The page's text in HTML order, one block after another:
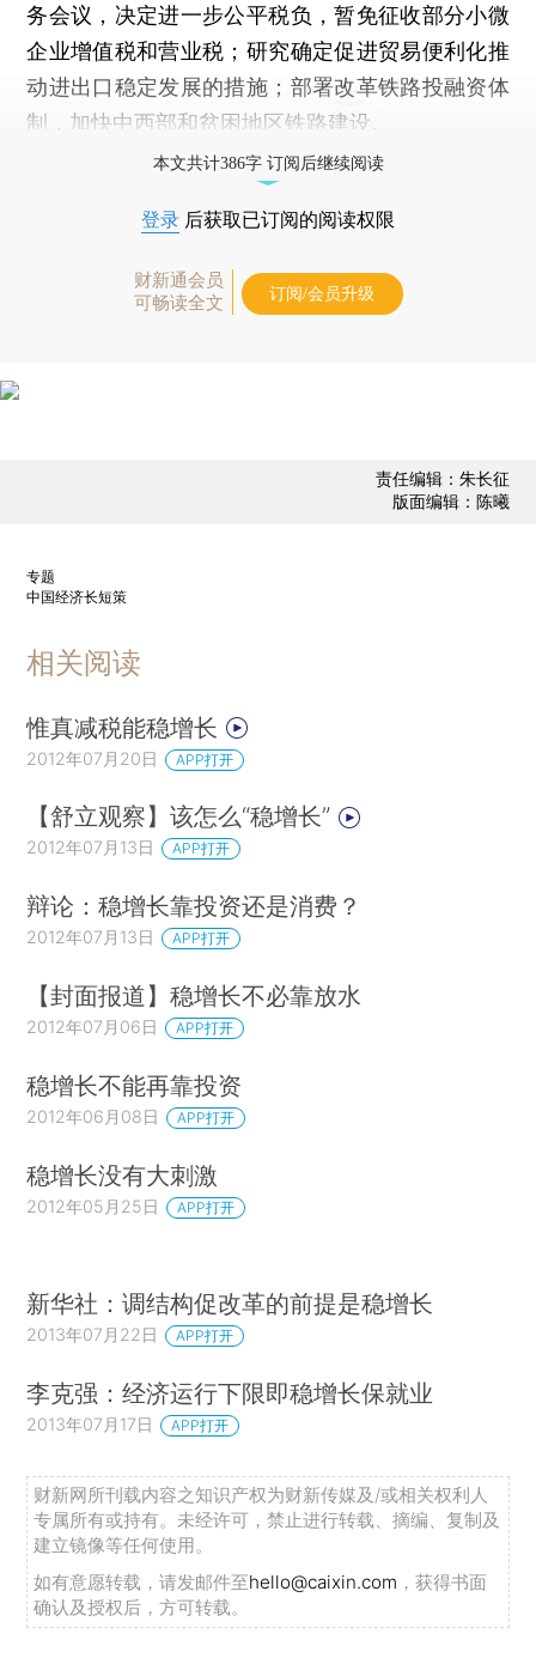
务会议，决定进一步公平税负，暂免征收部分小微
企业增值税和营业税；研究确定促进贸易便利化推
动进出口稳定发展的措施；部署改革铁路投融资体
制，加快中西部和贫困地区铁路建设。
本文共计386字 订阅后继续阅读
登录 后获取已订阅的阅读权限
财新通会员
可畅读全文
订阅/会员升级
责任编辑：朱长征
版面编辑：陈曦
专题
中国经济长短策
相关阅读
惟真减税能稳增长
2012年07月20日 APP打开
【舒立观察】该怎么“稳增长”
2012年07月13日 APP打开
辩论：稳增长靠投资还是消费？
2012年07月13日 APP打开
【封面报道】稳增长不必靠放水
2012年07月06日 APP打开
稳增长不能再靠投资
2012年06月08日 APP打开
稳增长没有大刺激
2012年05月25日 APP打开
新华社：调结构促改革的前提是稳增长
2013年07月22日 APP打开
李克强：经济运行下限即稳增长保就业
2013年07月17日 APP打开
财新网所刊载内容之知识产权为财新传媒及/或相关权利人
专属所有或持有。未经许可，禁止进行转载、摘编、复制及
建立镜像等任何使用。
如有意愿转载，请发邮件至hello@caixin.com ，获得书面
确认及授权后，方可转载。